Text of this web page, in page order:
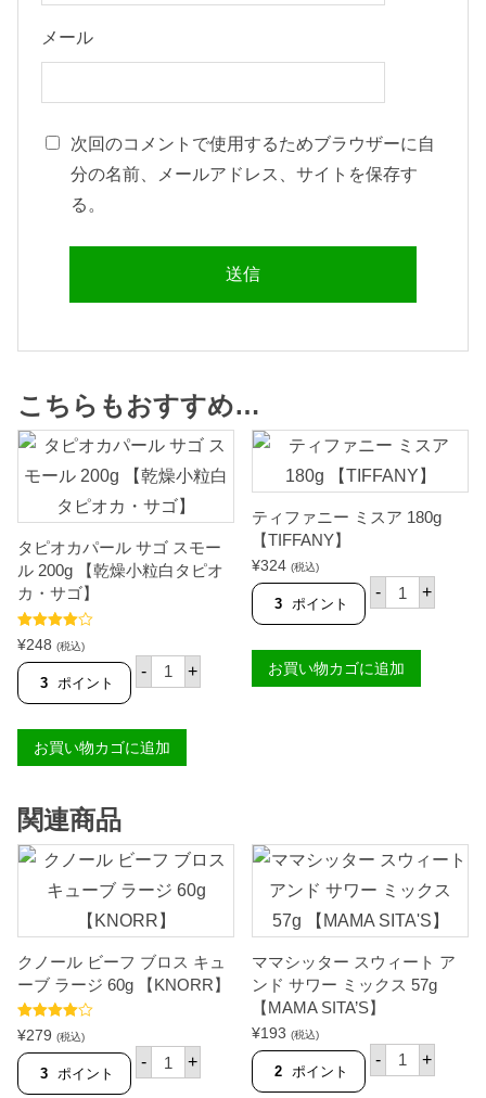
メール
次回のコメントで使用するためブラウザーに自
分の名前、メールアドレス、サイトを保存す
る。
こちらもおすすめ…
タピオカパール サゴ スモー
ル 200g 【乾燥小粒白タピオ
カ・サゴ】
5段階中
4.50 の評価
¥248 (税込)
3 ポイント
- タ
ピ
パ
ー
ル
ー
ル
2
0
g
【
乾
燥
白
タ
ピ
+
お買い物カゴに追加
ティファニー ミスア 180g
【TIFFANY】
¥324 (税込)
3 ポイント
- テ
ィ
ニ
ー
ミ
I
F
A
N
Y
個
+
お買い物カゴに追加
関連商品
クノール ビーフ ブロス キュ
ーブ ラージ 60g 【KNORR】
5段階中
4.00 の評
価
¥279 (税込)
3 ポイント
- ク
ノ
+
ママシッター スウィート ア
ンド サワー ミックス 57g
【MAMA SITA’S】
¥193 (税込)
2 ポイント
- マ
マ
+